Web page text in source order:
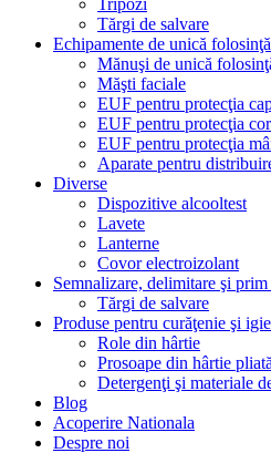
Tripozi
Tărgi de salvare
Echipamente de unică folosinţă
Mănuşi de unică
Măşti faciale
EUF pentru protecţia
EUF pentru protecţia
EUF pentru protecţia
Aparate pentru
Diverse
Dispozitive alcooltest
Lavete
Lanterne
Covor electroizolant
Semnalizare, delimitare şi
Tărgi de salvare
Produse pentru curăţenie şi
Role din hârtie
Prosoape din hârtie pliată
Detergenţi şi materiale
Blog
Acoperire Nationala
Despre noi